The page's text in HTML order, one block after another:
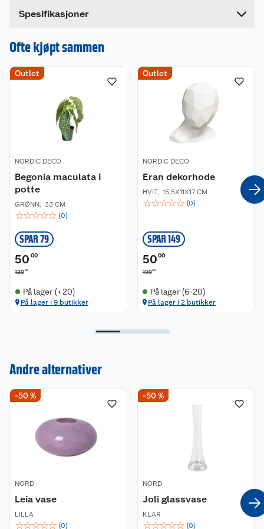
Dette produktet har ikke fått noen omtale ennå.
en omtale.
Spesifikasjoner
Ofte kjøpt sammen
Outlet
NORDIC DECO
Begonia maculata i
potte
GRØNN 33 CM
☆☆☆☆☆ (0)
SPAR 79
50 00
12900
På lager (+20)
På lager i 9 butikker
Outlet
NORDIC DECO
Eran dekorhode
HVIT, 15,5X11X17 CM
☆☆☆☆☆ (0)
SPAR 149
50 00
19900
På lager (6-20)
På lager i 2 butikker
Andre alternativer
-50 %
NORD
Leia vase
LILLA
☆☆☆☆☆ (0)
-50 %
NORD
Joli glassvase
KLAR
☆☆☆☆☆ (0)
Om oss
Våre butikker
Coop kjeder
Kontakt oss
Angre- og returrett
Reklamasjon og garanti
Betalingsalternativer